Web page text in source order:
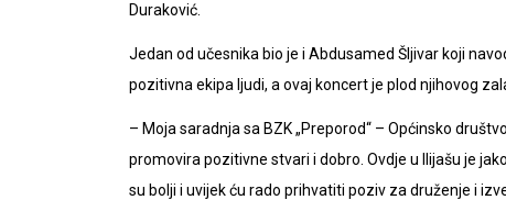
Duraković.
Jedan od učesnika bio je i Abdusamed Šljivar koji
pozitivna ekipa ljudi, a ovaj koncert je plod njihovog
– Moja saradnja sa BZK „Preporod“ – Općinsko
promovira pozitivne stvari i dobro. Ovdje u Ilijašu je
su bolji i uvijek ću rado prihvatiti poziv za druženje i